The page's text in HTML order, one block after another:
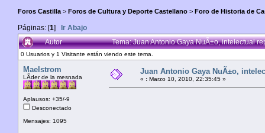
Foros Castilla > Foros de Cultura y Deporte Castellano > Foro de Historia de
Páginas: [1] Ir Abajo
Autor
Tema: Juan Antonio Gaya NuÃ±o, intelectual
0 Usuarios y 1 Visitante están viendo este tema.
Maelstrom
LÃ­der de la mesnada
Aplausos: +35/-9
Desconectado
Mensajes: 1095
Juan Antonio Gaya NuÃ±o,
« : Marzo 10, 2010, 22:35:45 »